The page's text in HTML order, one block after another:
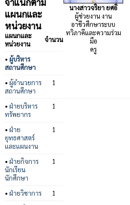
แผนกและ
หน่วยงาน
แผนกและ
หน่วยงาน
จำนวน
• ผู้บริหาร
สถานศึกษา
• ผู้อำนวยการ
สถานศึกษา
1
• ฝ่ายบริหาร
ทรัพยากร
1
• ฝ่าย
ยุทธศาสตร์
และแผนงาน
1
• ฝ่ายกิจการ
นักเรียน
นักศึกษา
1
• ฝ่ายวิชาการ
1
นางสาวจริยา ยศอิ
ผู้ช่วยงาน งาน
อาชีวศึกษาระบบ
ทวิภาคีและความร่วม
มือ
ครู